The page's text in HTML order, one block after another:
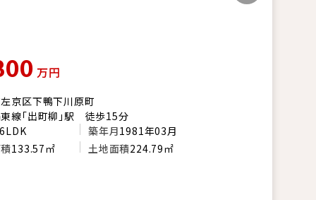
万円
京区下鴨下川原町
線「出町柳」駅 徒歩15分
6LDK 築年月1981年03月
133.57㎡ 土地面積224.79㎡